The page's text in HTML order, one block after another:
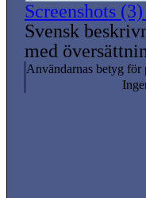
Screenshots
Svensk
med
Användarnas betyg för